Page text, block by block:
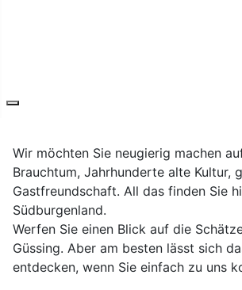
Wir möchten Sie neugierig machen
Brauchtum, Jahrhunderte alte Kultur,
Gastfreundschaft. All das finden Sie
Südburgenland.
Werfen Sie einen Blick auf die
Güssing. Aber am besten lässt sich
entdecken, wenn Sie einfach zu uns